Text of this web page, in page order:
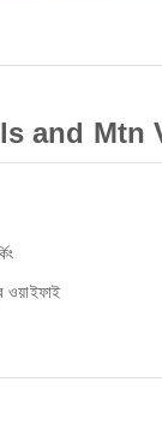
and Mtn
ওয়াইফাই